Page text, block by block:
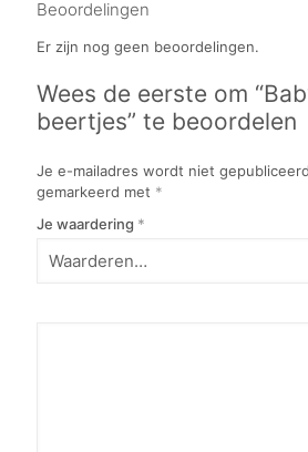
Beoordelingen
Er zijn nog geen beoordelingen.
Wees de eerste om
beertjes” te beoordelen
Je e-mailadres wordt niet
gemarkeerd met *
Je waardering *